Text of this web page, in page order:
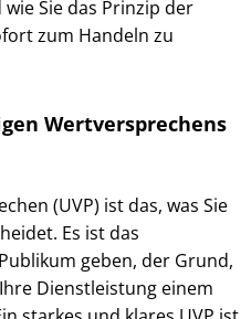
Sie das Prinzip der
zum Handeln zu
Wertversprechens
(UVP) ist das, was Sie
Es ist das
geben, der Grund,
Dienstleistung einem